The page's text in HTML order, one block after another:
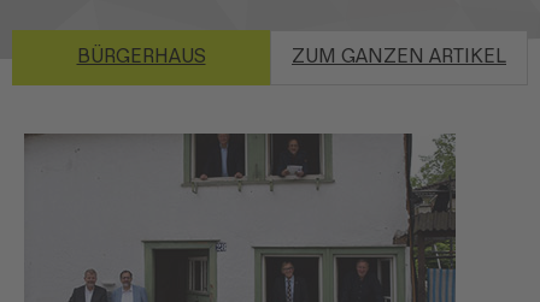
BÜRGERHAUS ZUM GANZEN ARTIKEL